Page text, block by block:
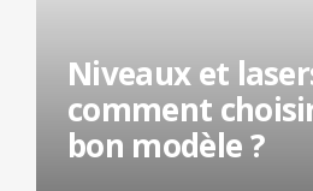
Niveaux et
comment
bon modèle ?